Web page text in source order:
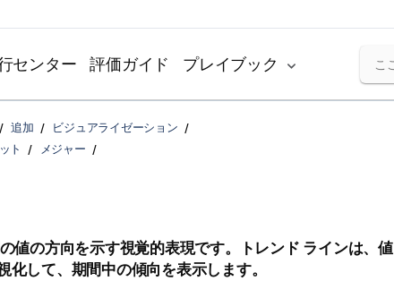
センター 評価ガイド プレイブック
追加
ビジュアライゼーション
ト
メジャー
値の方向を示す視覚的表現です。トレンド ラインは、値
して、期間中の傾向を表示します。